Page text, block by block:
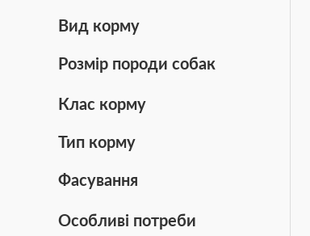
Вид корму
Розмір породи собак
Клас корму
Тип корму
Фасування
Особливі потреби